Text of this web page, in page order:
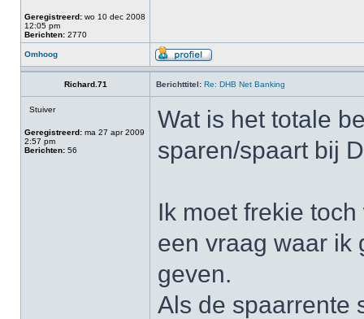
Geregistreerd: wo 10 dec 2008
12:05 pm
Berichten: 2770
Omhoog
Richard.71 Berichttitel: Re: DHB Net Banking
Stuiver
Geregistreerd: ma 27 apr 2009
2:57 pm
Berichten: 56
Wat is het totale
sparen/spaart bij
Ik moet frekie
een vraag waar ik
geven.
Als de spaarrente